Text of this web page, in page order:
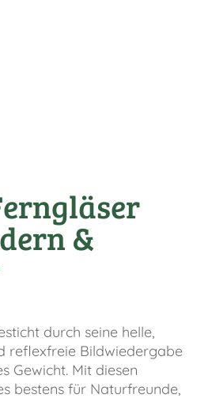
&
durch seine helle,
reflexfreie Bildwiedergabe
Gewicht. Mit diesen
bestens für Naturfreunde,